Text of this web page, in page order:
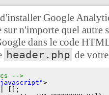
Google
sur n'importe quel autre
dans le code
header.php de
-->
>
|| [];